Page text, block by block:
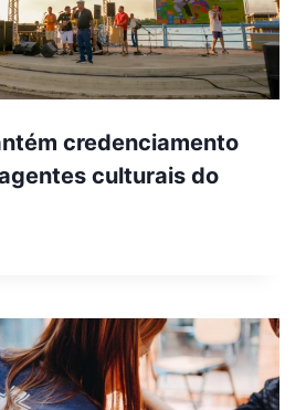
credenciamento
culturais do